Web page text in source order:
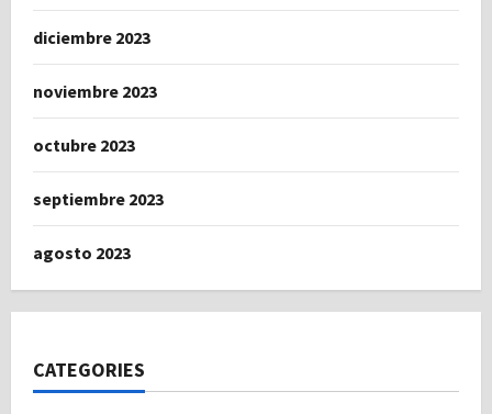
diciembre 2023
noviembre 2023
octubre 2023
septiembre 2023
agosto 2023
CATEGORIES